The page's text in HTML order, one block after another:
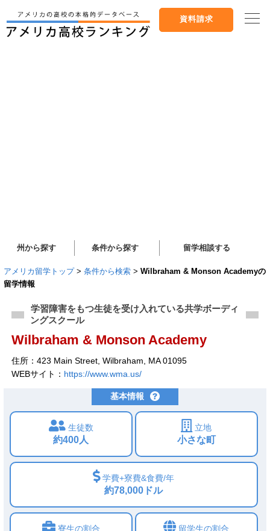
資料請求
州から探す 条件から探す 留学相談する
アメリカ留学トップ > 条件から検索 > Wilbraham & Monson Academyの
留学情報
学習障害をもつ生徒を受け入れている共学ボーディ
ングスクール
Wilbraham & Monson Academy
住所：423 Main Street, Wilbraham, MA 01095
WEBサイト： https://www.wma.us/
基本情報
生徒数
約400人
立地
小さな町
学費+寮費&食費/年
約78,000ドル
寮生の割合 留学生の割合